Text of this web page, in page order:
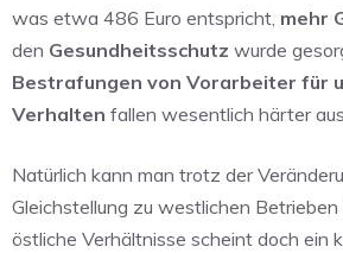
was etwa 486 Euro entspricht, mehr
den Gesundheitsschutz wurde
Bestrafungen von Vorarbeiter für
Verhalten fallen wesentlich härter
Natürlich kann man trotz der
Gleichstellung zu westlichen
östliche Verhältnisse scheint doch ein